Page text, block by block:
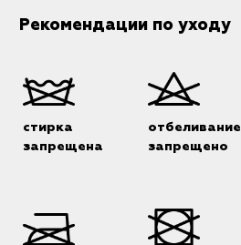
Рекомендации по уходу
стирка
запрещена
отбеливание
запрещено